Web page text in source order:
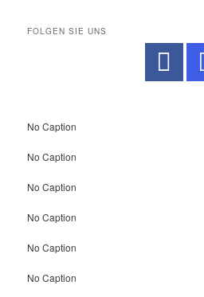
FOLGEN SIE UNS
No Caption
No Caption
No Caption
No Caption
No Caption
No Caption